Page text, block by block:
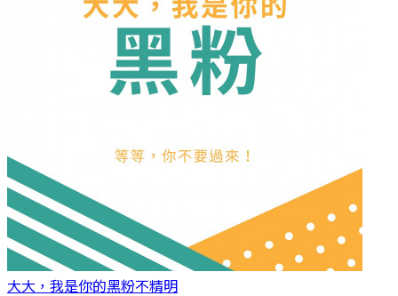
大大，我是你的黑粉不精明